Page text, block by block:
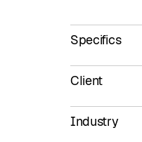
Specifics
Industry
Client